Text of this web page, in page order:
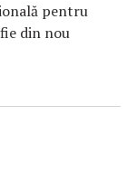
pentru
din nou